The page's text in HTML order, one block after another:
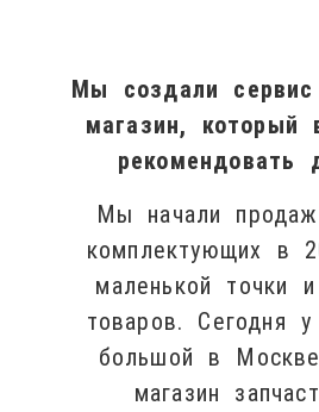
Мы создали сервис
магазин, который
рекомендовать
Мы начали
комплектующих в
маленькой точки
товаров. Сегодня
большой в
магазин